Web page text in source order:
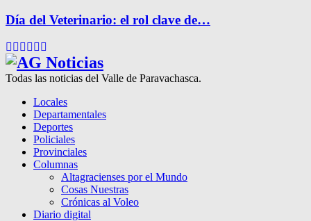
Día del Veterinario: el rol clave de…
Facebook
Twitter
Instagram
Pinterest
Google
Todas las noticias del Valle de Paravachasca.
Locales
Departamentales
Deportes
Policiales
Provinciales
Columnas
Altagracienses por el Mundo
Cosas Nuestras
Crónicas al Voleo
Diario digital